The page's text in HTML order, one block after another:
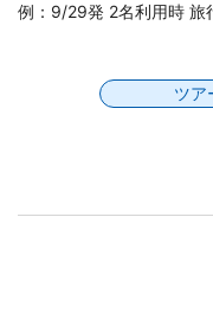
例：9/29発 2名利用時 旅
ツ